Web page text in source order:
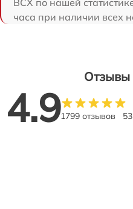
BCX по нашей
часа при наличии всех
Отзывы
4.91799 отзывов